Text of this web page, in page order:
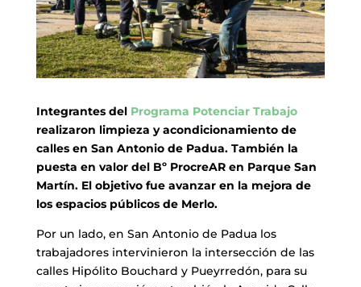
Integrantes del Programa Potenciar Trabajo
realizaron limpieza y acondicionamiento de
calles en San Antonio de Padua. También la
puesta en valor del Bº ProcreAR en Parque San
Martín. El objetivo fue avanzar en la mejora de
los espacios públicos de Merlo.
Por un lado, en San Antonio de Padua los
trabajadores intervinieron la intersección de las
calles Hipólito Bouchard y Pueyrredón, para su